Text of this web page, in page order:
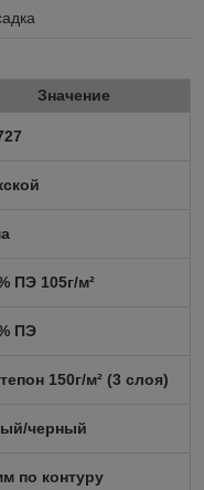
Значение
ПЭ 105г/м²
ПЭ
150г/м² (3 слоя)
черный
по контуру